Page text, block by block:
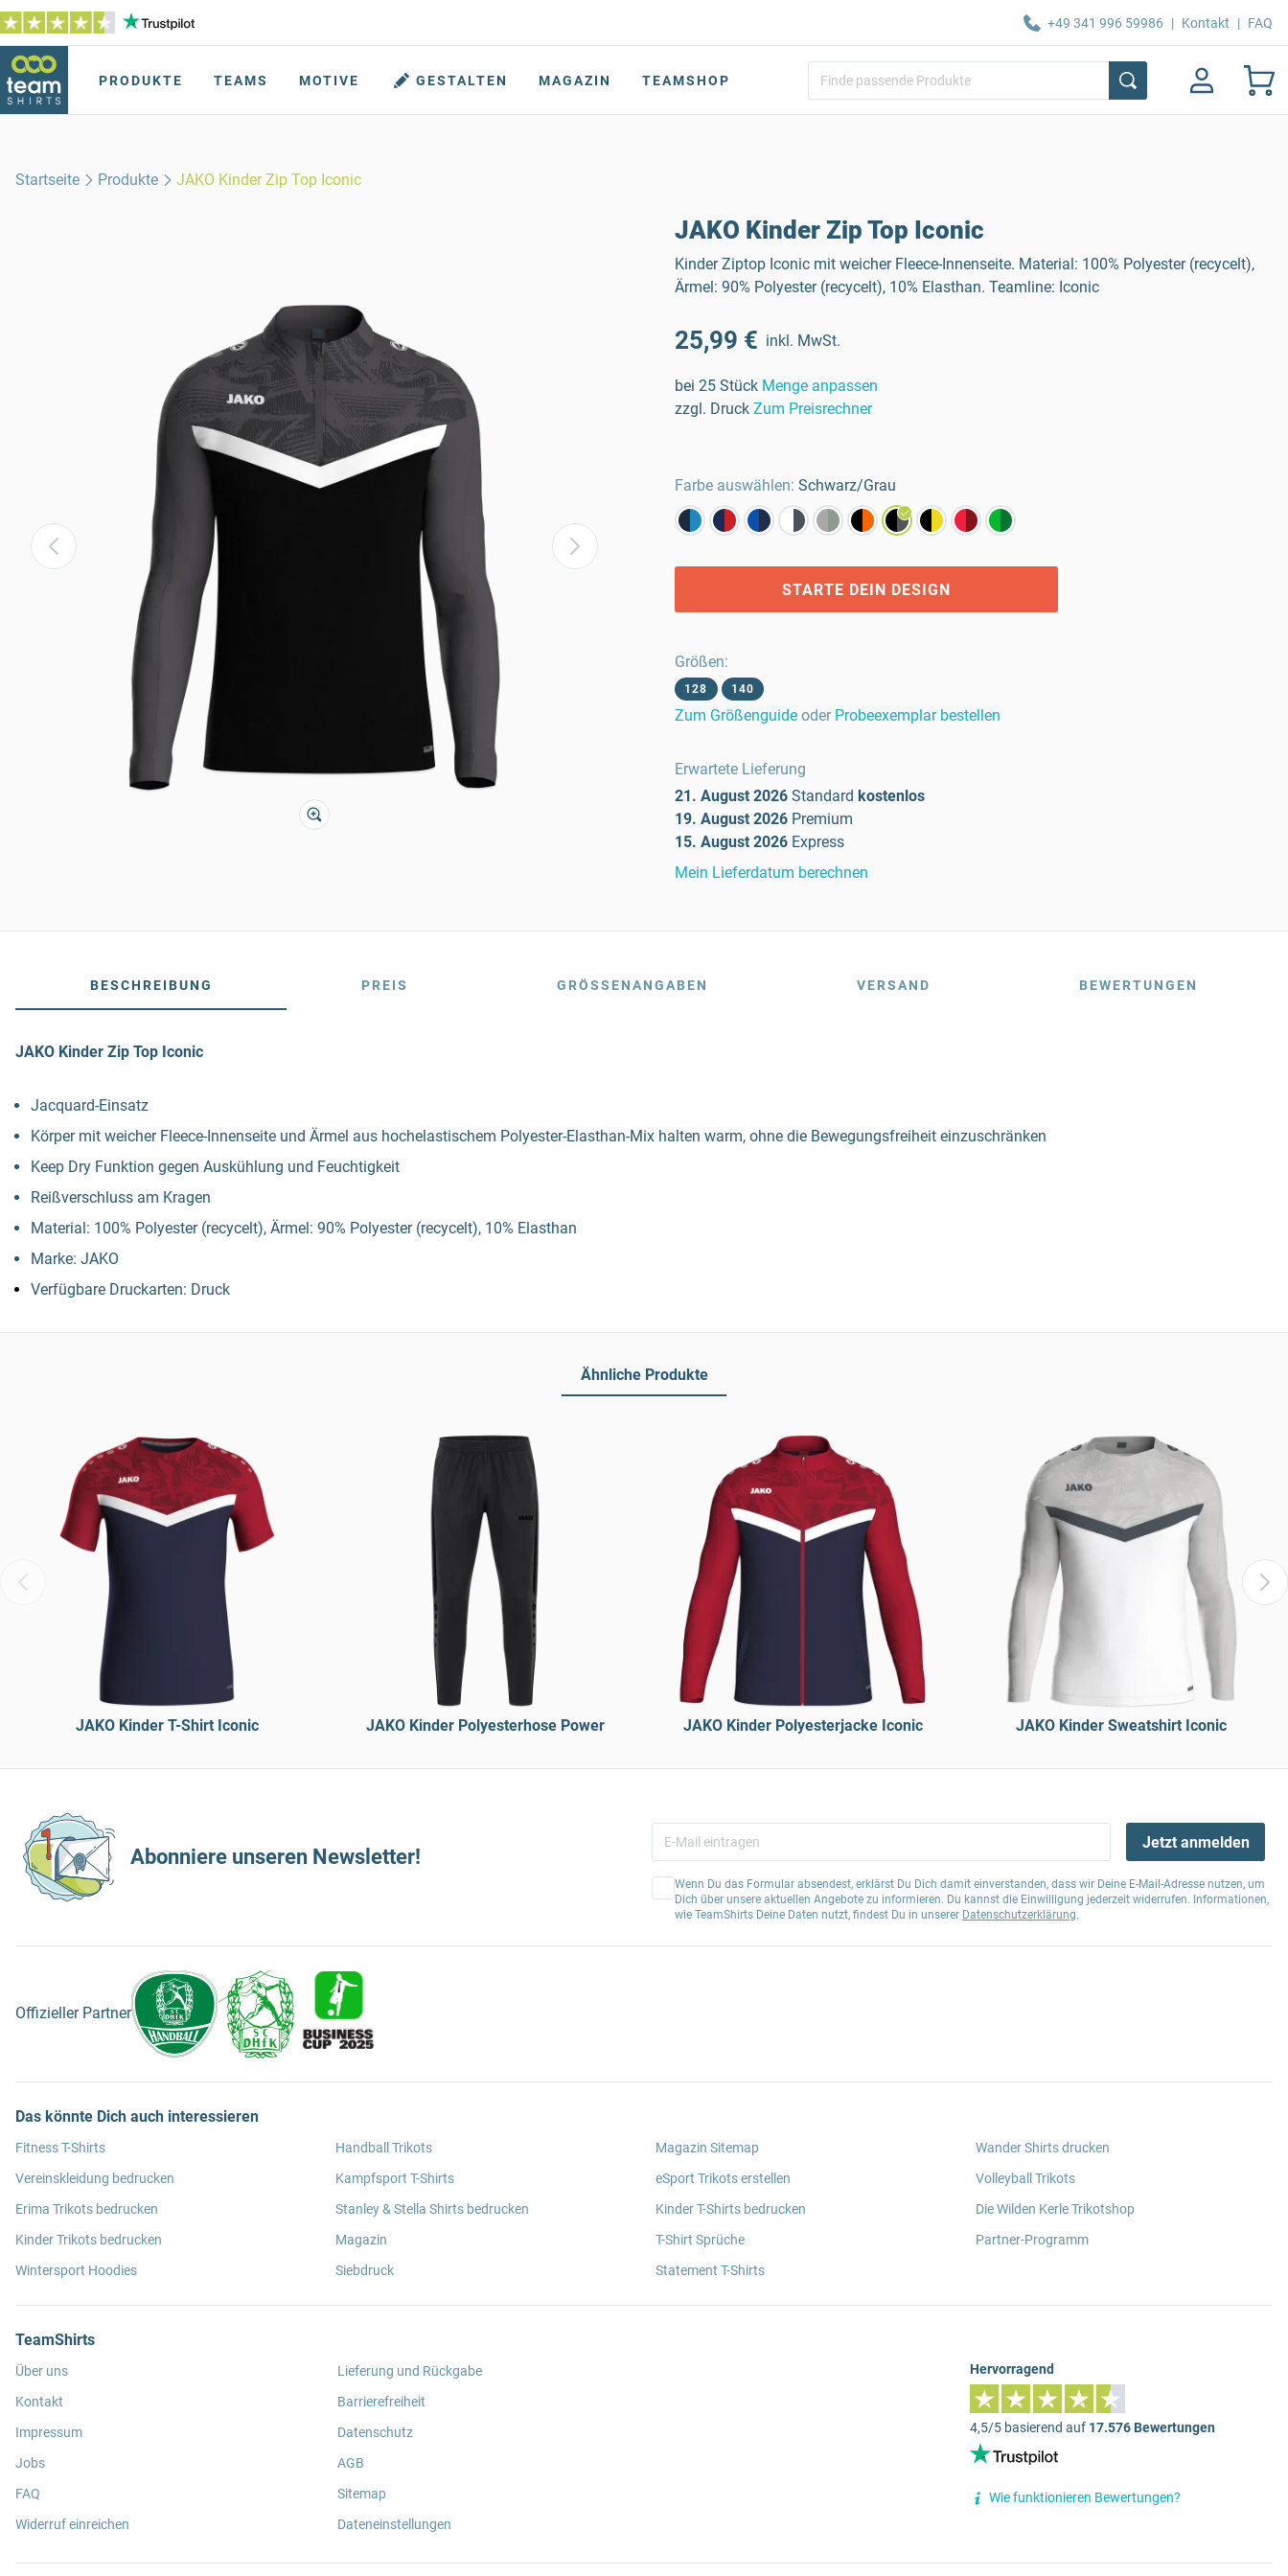
+49 341 996 59986 | Kontakt | FAQ
PRODUKTE TEAMS MOTIVE GESTALTEN MAGAZIN TEAMSHOP
Startseite Produkte JAKO Kinder Zip Top Iconic
JAKO Kinder Zip Top Iconic
Kinder Ziptop Iconic mit weicher Fleece-Innenseite. Material: 100% Polyester (recycelt),
Ärmel: 90% Polyester (recycelt), 10% Elasthan. Teamline: Iconic
25,99 € inkl. MwSt.
bei 25 Stück Menge anpassen
zzgl. Druck Zum Preisrechner
Farbe auswählen: Schwarz/Grau
STARTE DEIN DESIGN
Größen:
128 140
Zum Größenguide oder Probeexemplar bestellen
Erwartete Lieferung
21. August 2026 Standard kostenlos
19. August 2026 Premium
15. August 2026 Express
Mein Lieferdatum berechnen
BESCHREIBUNG PREIS GRÖSSENANGABEN VERSAND BEWERTUNGEN
JAKO Kinder Zip Top Iconic
Jacquard-Einsatz
Körper mit weicher Fleece-Innenseite und Ärmel aus hochelastischem Polyester-Elasthan-Mix halten warm, ohne die Bewegungsfreiheit einzuschränken
Keep Dry Funktion gegen Auskühlung und Feuchtigkeit
Reißverschluss am Kragen
Material: 100% Polyester (recycelt), Ärmel: 90% Polyester (recycelt), 10% Elasthan
Marke: JAKO
Verfügbare Druckarten: Druck
Ähnliche Produkte
JAKO Kinder T-Shirt Iconic JAKO Kinder Polyesterhose Power JAKO Kinder Polyesterjacke Iconic JAKO Kinder Sweatshirt Iconic
Abonniere unseren Newsletter!
Jetzt anmelden
Wenn Du das Formular absendest, erklärst Du Dich damit einverstanden, dass wir Deine E-Mail-Adresse nutzen, um
Dich über unsere aktuellen Angebote zu informieren. Du kannst die Einwilligung jederzeit widerrufen. Informationen,
wie TeamShirts Deine Daten nutzt, findest Du in unserer Datenschutzerklärung.
Offizieller Partner
Das könnte Dich auch interessieren
Fitness T-Shirts
Vereinskleidung bedrucken
Erima Trikots bedrucken
Kinder Trikots bedrucken
Wintersport Hoodies
Handball Trikots
Kampfsport T-Shirts
Stanley & Stella Shirts bedrucken
Magazin
Siebdruck
Magazin Sitemap
eSport Trikots erstellen
Kinder T-Shirts bedrucken
T-Shirt Sprüche
Statement T-Shirts
Wander Shirts drucken
Volleyball Trikots
Die Wilden Kerle Trikotshop
Partner-Programm
TeamShirts
Über uns
Kontakt
Impressum
Jobs
FAQ
Widerruf einreichen
Lieferung und Rückgabe
Barrierefreiheit
Datenschutz
AGB
Sitemap
Dateneinstellungen
Hervorragend
4,5/5 basierend auf 17.576 Bewertungen
Wie funktionieren Bewertungen?